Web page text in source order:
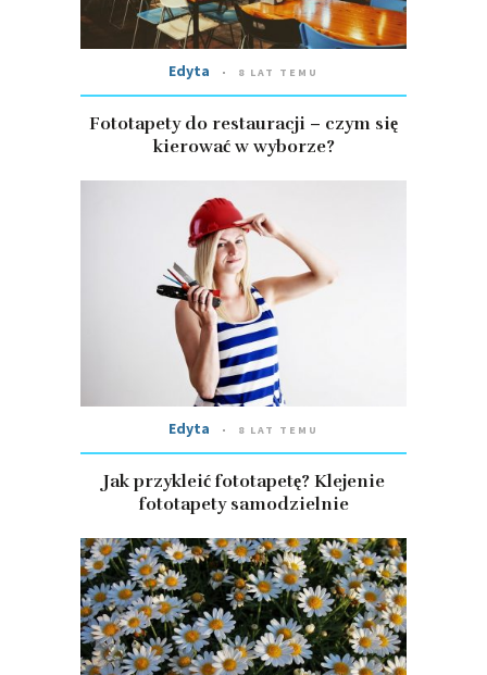
Edyta 8 LAT TEMU
Fototapety do restauracji – czym się
kierować w wyborze?
Edyta 8 LAT TEMU
Jak przykleić fototapetę? Klejenie
fototapety samodzielnie